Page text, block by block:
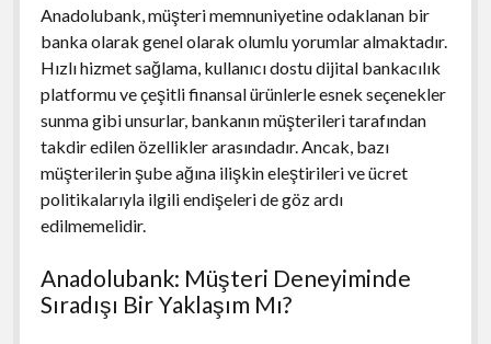
Anadolubank, müşteri memnuniyetine odaklanan bir
banka olarak genel olarak olumlu yorumlar almaktadır.
Hızlı hizmet sağlama, kullanıcı dostu dijital bankacılık
platformu ve çeşitli finansal ürünlerle esnek seçenekler
sunma gibi unsurlar, bankanın müşterileri tarafından
takdir edilen özellikler arasındadır. Ancak, bazı
müşterilerin şube ağına ilişkin eleştirileri ve ücret
politikalarıyla ilgili endişeleri de göz ardı
edilmemelidir.
Anadolubank: Müşteri Deneyiminde
Sıradışı Bir Yaklaşım Mı?